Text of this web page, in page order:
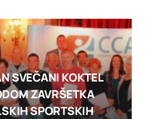
SVEČANI KOKTEL
ZAVRŠETKA
SPORTSKIH